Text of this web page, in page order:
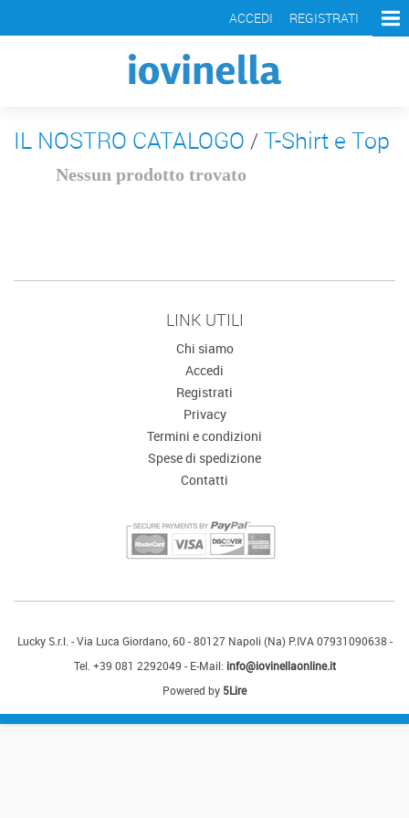
Maglie e Felpe
NEW IN Uomo
NEW IN Donna
NEW IN Uomo
NEW IN Donna
Nuovi arrivi
Outlet
CHI SIAMO
SPESE DI SPEDIZIONE
ACCEDI REGISTRATI
IL NOSTRO CATALOGO /T-Shirt e Top
Nessun prodotto trovato
LINK UTILI
Chi siamo
Accedi
Registrati
Privacy
Termini e condizioni
Spese di spedizione
Contatti
Lucky S.r.l. - Via Luca Giordano, 60 - 80127 Napoli (Na) P.IVA 07931090638 -
Tel. +39 081 2292049 - E-Mail: info@iovinellaonline.it
Powered by 5Lire